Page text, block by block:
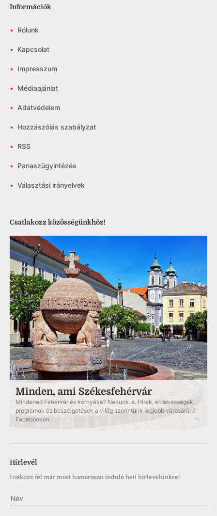
Információk
• Rólunk
• Kapcsolat
• Impresszum
• Médiaajánlat
• Adatvédelem
• Hozzászólás szabályzat
• RSS
• Panaszügyintézés
• Választási irányelvek
Csatlakozz közösségünkhöz!
Minden, ami Székesfehérvár
Mindened Fehérvár és környéke? Nekünk is. Hírek, érdekességek,
programok és beszélgetések a világ szerintünk legjobb városáról a
Facebookon.
Hírlevél
Iratkozz fel már most hamarosan induló heti hírlevelünkre!